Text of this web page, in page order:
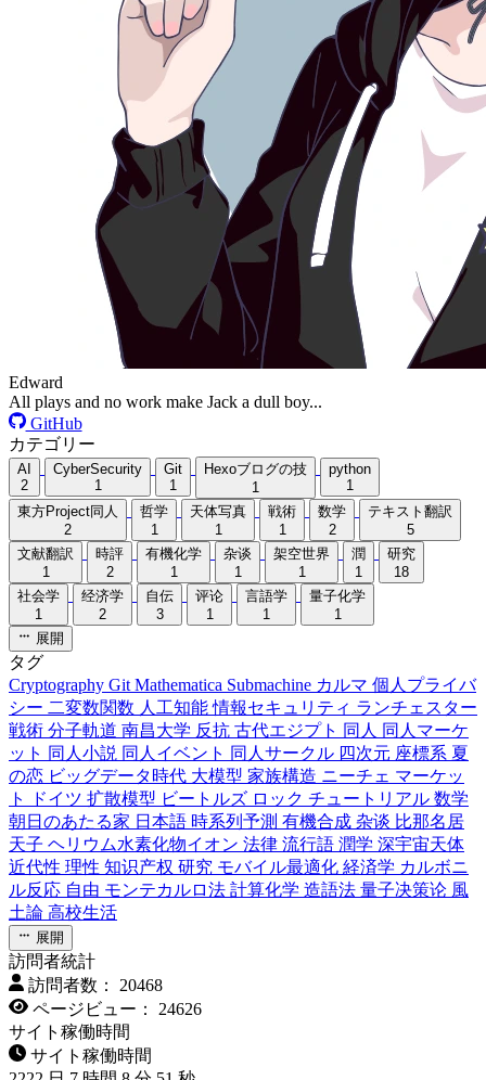
Edward
All plays and no work make Jack a dull boy...
GitHub
カテゴリー
AI
2
CyberSecurity
1
Git
1
Hexoブログの技
1
python
1
東方Project同人
2
哲学
1
天体写真
1
戦術
1
数学
2
テキスト翻訳
5
文献翻訳
1
時評
2
有機化学
1
杂谈
1
架空世界
1
潤
1
研究
18
社会学
1
经济学
2
自伝
3
评论
1
言語学
1
量子化学
1
展開
タグ
Cryptography Git Mathematica Submachine カルマ 個人プライバ
シー 二変数関数 人工知能情報セキュリティ ランチェスター
戦術 分子軌道 南昌大学 反抗 古代エジプト 同人 同人マーケ
ット 同人小説 同人イベント 同人サークル 四次元 座標系 夏
の恋 ビッグデータ時代 大模型 家族構造 ニーチェ マーケッ
ト
ドイツ 扩散模型 ビートルズ ロック チュートリアル 数学
朝日のあたる家 日本語 時系列予測 有機合成 杂谈 比那名居
天子 ヘリウム水素化物イオン 法律 流行語 潤学 深宇宙天体
近代性 理性 知识产权 研究 モバイル最適化 経済学 カルボニ
ル反応 自由 モンテカルロ法 計算化学 造語法 量子决策论 風
土論 高校生活
展開
訪問者統計
訪問者数：
20468
ページビュー：
24626
サイト稼働時間
サイト稼働時間